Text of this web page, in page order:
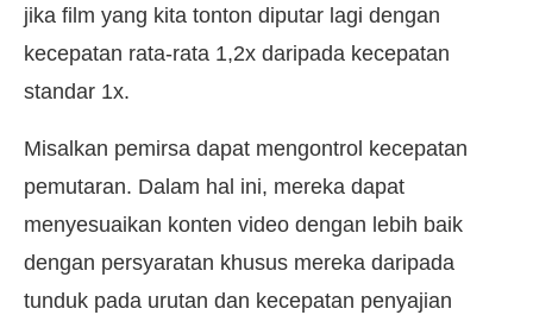
jika film yang kita tonton diputar lagi dengan
kecepatan rata-rata 1,2x daripada kecepatan
standar 1x.
Misalkan pemirsa dapat mengontrol kecepatan
pemutaran. Dalam hal ini, mereka dapat
menyesuaikan konten video dengan lebih baik
dengan persyaratan khusus mereka daripada
tunduk pada urutan dan kecepatan penyajian